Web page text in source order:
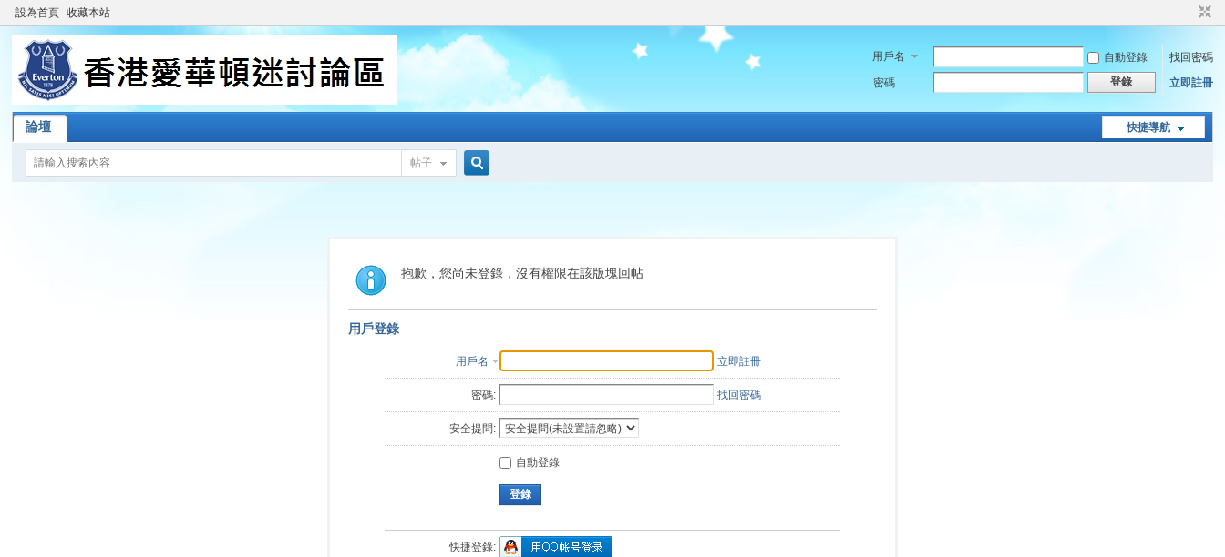
設為首頁 收藏本站
用戶名 自動登錄
找回密碼
密碼
登錄 立即註冊
快捷導航
論壇
帖子
索
抱歉，您尚未登錄，沒有權限在該版塊回帖
用戶登錄
用戶名 立即註冊
密碼: 找回密碼
安全提問:
自動登錄
登錄
快捷登錄: